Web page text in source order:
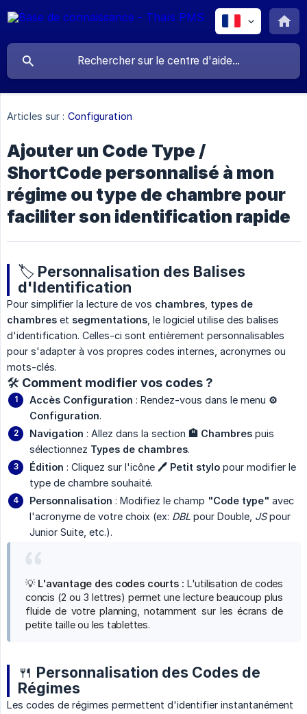
Articles sur : Configuration
Ajouter un Code Type /
ShortCode personnalisé à mon
régime ou type de chambre pour
faciliter son identification rapide
🏷️ Personnalisation des Balises
d'Identification
Pour simplifier la lecture de vos chambres types de
chambres et segmentations , le logiciel utilise des balises
d'identification. Celles-ci sont entièrement personnalisables
pour s'adapter à vos propres codes internes, acronymes ou
mots-clés.
🛠️ Comment modifier vos codes ?
Accès Configuration : Rendez-vous dans le menu ⚙️
Configuration.
Navigation : Allez dans la section 🏨 Chambres puis
sélectionnez Types de chambres.
Édition : Cliquez sur l'icône 🖊️ Petit stylo pour modifier le
type de chambre souhaité.
Personnalisation : Modifiez le champ "Code type" avec
l'acronyme de votre choix (ex: DBL pour Double, JSpour
Junior Suite, etc.).
💡 L'avantage des codes courts : L'utilisation de codes
concis (2 ou 3 lettres) permet une lecture beaucoup plus
fluide de votre planning, notamment sur les écrans de
petite taille ou les tablettes.
🍴 Personnalisation des Codes de
Régimes
Les codes de régimes permettent d'identifier instantanément